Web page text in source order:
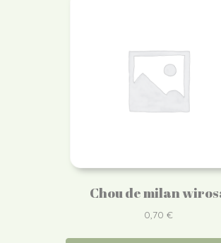
Chou de milan
0,70 €